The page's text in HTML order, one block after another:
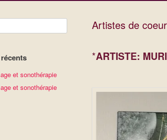
Artistes de
*ARTISTE:
et sonothérapie
et sonothérapie